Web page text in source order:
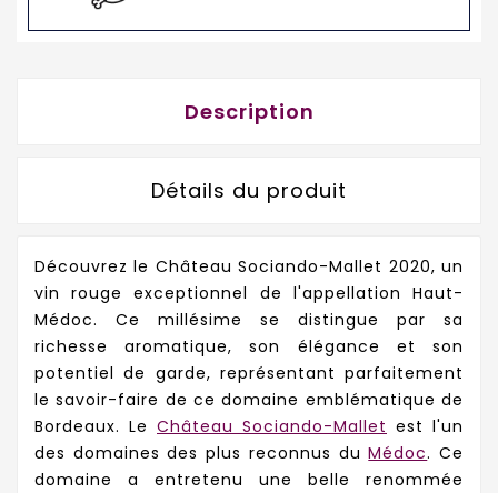
Description
Détails du produit
Découvrez le Château Sociando-Mallet 2020, un
vin rouge exceptionnel de l'appellation Haut-
Médoc. Ce millésime se distingue par sa
richesse aromatique, son élégance et son
potentiel de garde, représentant parfaitement
le savoir-faire de ce domaine emblématique de
Bordeaux. Le Château Sociando-Mallet est l'un
des domaines des plus reconnus duMédoc. Ce
domaine a entretenu une belle renommée